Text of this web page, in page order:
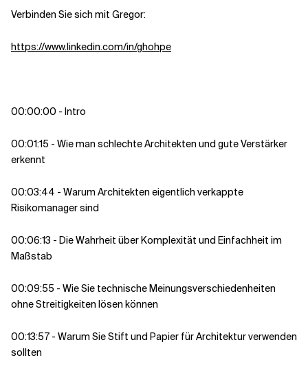
Verbinden Sie sich mit Gregor:
https://www.linkedin.com/in/ghohpe
00:00:00 - Intro
00:01:15 - Wie man schlechte Architekten und gute Verstärker
erkennt
00:03:44 - Warum Architekten eigentlich verkappte
Risikomanager sind
00:06:13 - Die Wahrheit über Komplexität und Einfachheit im
Maßstab
00:09:55 - Wie Sie technische Meinungsverschiedenheiten
ohne Streitigkeiten lösen können
00:13:57 - Warum Sie Stift und Papier für Architektur verwenden
sollten